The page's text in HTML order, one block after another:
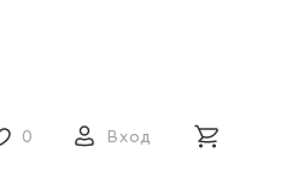
0 Вход